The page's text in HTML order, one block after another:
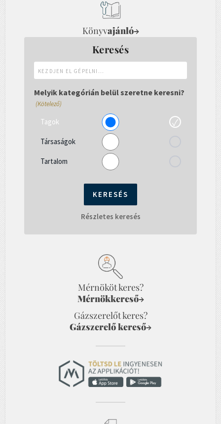
Könyvajánló→
Keresés
el
gépelni...
Melyik kategórián belül szeretne keresni?
(Kötelező)
Tagok
Társaságok
Tartalom
Részletes keresés
Mérnököt keres?
Mérnökkereső→
Gázszerelőt keres?
Gázszerelő kereső→